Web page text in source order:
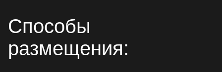
Способы
размещения: